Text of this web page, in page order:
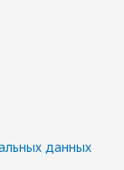
данных